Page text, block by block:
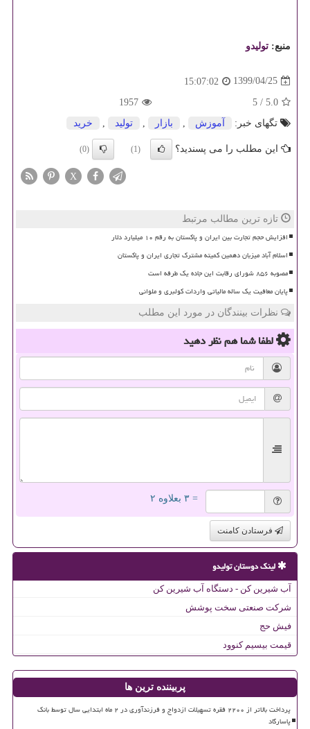
منبع: تولیدو
1399/04/25
15:07:02
5.0
/
5
1957
تگهای خبر:
آموزش بازار تولید خرید
این مطلب را می پسندید؟ (1)
(0)
X
تازه ترین مطالب مرتبط
افزایش حجم تجارت بین ایران و پاکستان به رقم ۱۰ میلیارد دلار
اسلام آباد میزبان دهمین کمیته مشترک تجاری ایران و پاکستان
مصوبه ۸۵۶ شورای رقابت این جاده یک طرفه است
پایان معافیت یک ساله مالیاتی واردات کولبری و ملوانی
نظرات بینندگان در مورد این مطلب
لطفا شما همنظر دهید
= ۳ بعلاوه ۲
فرستادن کامنت
لینک دوستان تولیدو
آب شیرین کن - دستگاه آب شیرین کن
شرکت صنعتی سخت پوشش
فیش حج
قیمت بیسیم کنوود
پربیننده ترین ها
پرداخت بالاتر از ۲۲۰۰ فقره تسهیلات ازدواج و فرزندآوری در ۲ ماه ابتدایی سال توسط بانک
پاسارگاد